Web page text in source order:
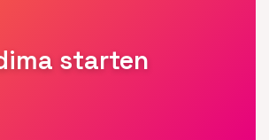
starten